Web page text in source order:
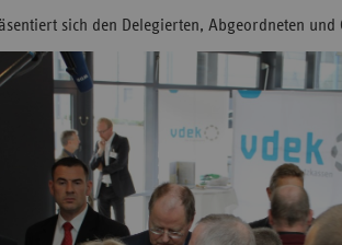
sich den Delegierten, Abgeordneten und